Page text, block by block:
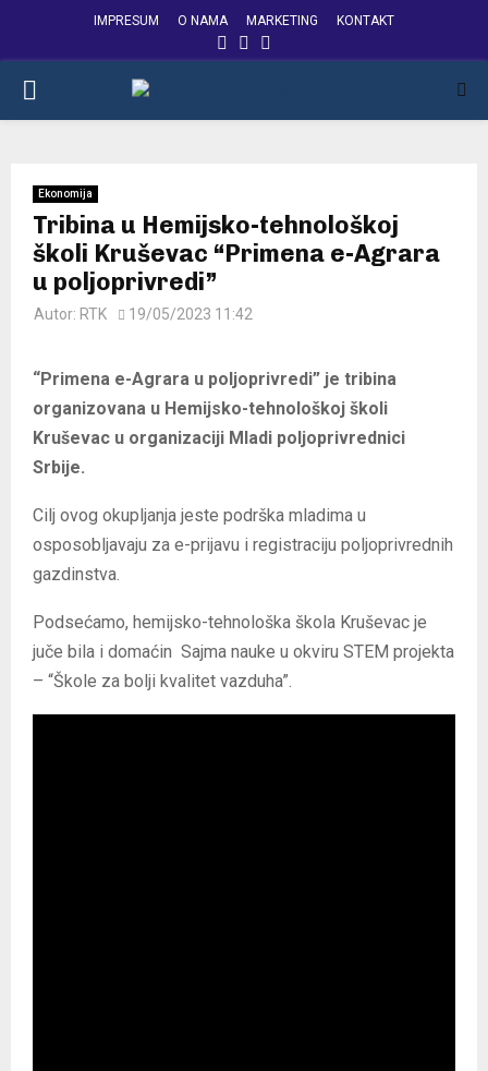
IMPRESUM O NAMA MARKETING KONTAKT
FACEBOOK
INSTAGRAM
PRIMARY
Ekonomija
Tribina u Hemijsko-tehnološkoj
školi Kruševac “Primena e-Agrara
u poljoprivredi”
Autor: RTK 19/05/2023 11:42
“Primena e-Agrara u poljoprivredi” je tribina
organizovana u Hemijsko-tehnološkoj školi
Kruševac u organizaciji Mladi poljoprivrednici
Srbije.
Cilj ovog okupljanja jeste podrška mladima u
osposobljavaju za e-prijavu i registraciju poljoprivrednih
gazdinstva.
Podsećamo, hemijsko-tehnološka škola Kruševac je
juče bila i domaćin Sajma nauke u okviru STEM projekta
– “Škole za bolji kvalitet vazduha”.